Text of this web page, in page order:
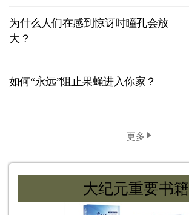
为什么人们在感到惊讶时瞳孔会放
大？
如何“永远”阻止果蝇进入你家？
更多
大纪元重要书籍